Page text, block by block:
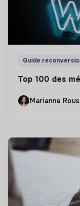
Guide
Top 100 des
Marianne